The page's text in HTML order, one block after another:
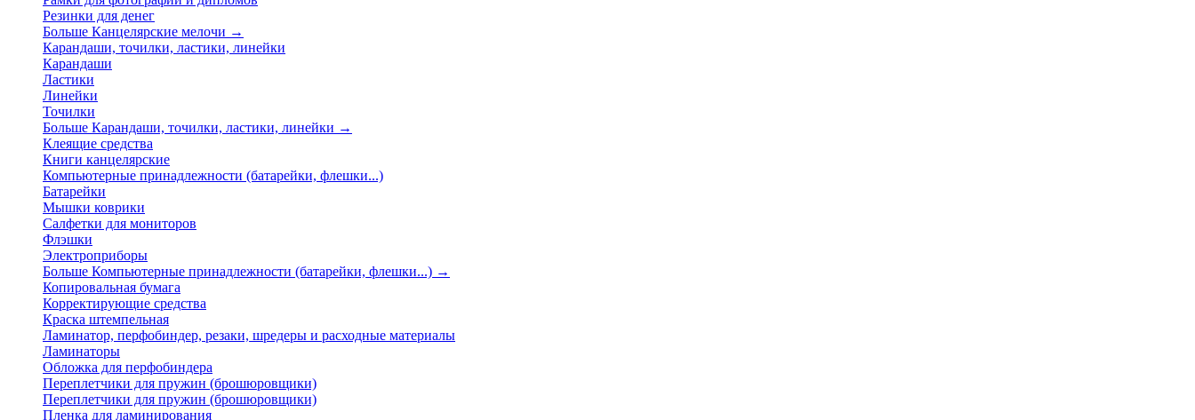
Резинки для денег
Больше Канцелярские мелочи →
Карандаши, точилки, ластики, линейки
Карандаши
Ластики
Линейки
Точилки
Больше Карандаши, точилки, ластики, линейки →
Клеящие средства
Книги канцелярские
Компьютерные принадлежности (батарейки, флешки...)
Батарейки
Мышки коврики
Салфетки для мониторов
Флэшки
Электроприборы
Больше Компьютерные принадлежности (батарейки, флешки...) →
Копировальная бумага
Корректирующие средства
Краска штемпельная
Ламинатор, перфобиндер, резаки, шредеры и расходные материалы
Ламинаторы
Обложка для перфобиндера
Переплетчики для пружин (брошюровщики)
Переплетчики для пружин (брошюровщики)
Пленка для ламинирования